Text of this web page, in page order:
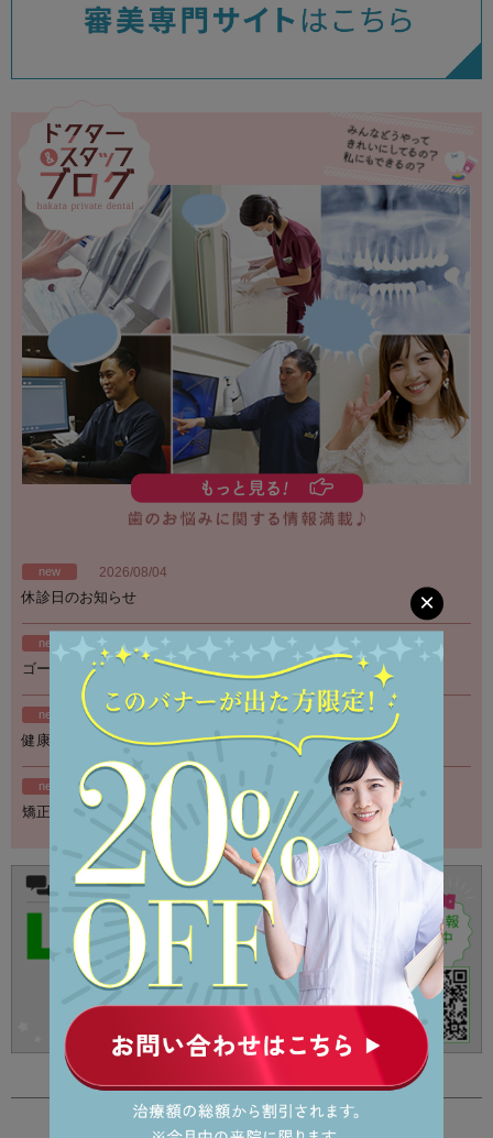
new 2026/08/04
休診日のお知らせ
new 2026/04/20
ゴールデンウィーク休診日のお知らせ
new 2026/01/31
健康診断が教えてくれる…
new 2026/01/24
矯正調整って何してるの？？？
×